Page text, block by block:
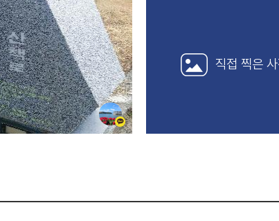
직접 찍은